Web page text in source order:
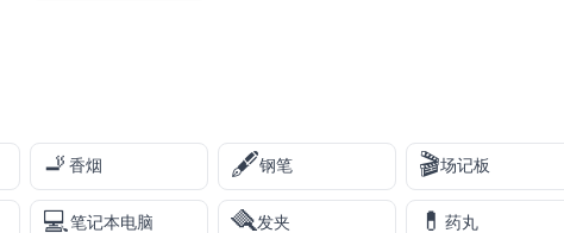
🚬 香烟 🖋️钢笔 🎬场记板
💻笔记本电脑 🪮发夹 💊药丸